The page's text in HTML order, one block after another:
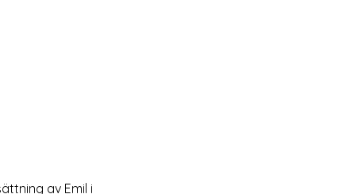
av Emil i